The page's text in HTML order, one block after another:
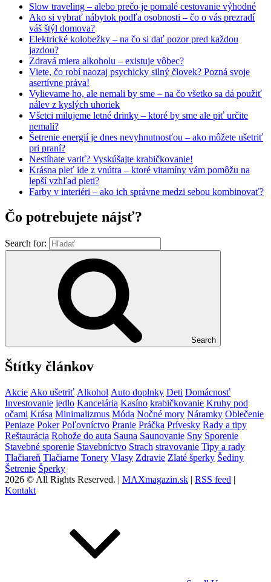
Slow traveling – alebo prečo je pomalé cestovanie výhodné
Ako si vybrať nábytok podľa osobnosti – čo o vás prezradí
váš štýl domova?
Elektrické kolobežky – na čo si dať pozor pred každou
jazdou?
Zdravá miera alkoholu – existuje vôbec?
Viete, čo robí naozaj psychicky silný človek? Pozná svoje
asertívne práva!
Vylievame ho, ale nemali by sme – na čo všetko sa dá použiť
nálev z kyslých uhoriek
Všetci milujeme letné drinky – ktoré by sme ale piť určite
nemali?
Šetrenie energií je dnes nevyhnutnosťou – ako môžete ušetriť
pri praní?
Nestíhate variť? Vyskúšajte krabičkovanie!
Krásna pleť ide z vnútra – ktoré vitamíny vám pomôžu na
lepší vzhľad pleti?
Farby v interiéri – ako ich správne medzi sebou kombinovať?
Čo potrebujete nájsť?
Search for:
Search
Štítky článkov
Akcie Ako ušetriť Alkohol Auto doplnky Deti Domácnosť
Investovanie jedlo Kancelária Kasíno krabičkovanie Kruhy pod
očami Krása Minimalizmus Móda Nočné mory Náramky Oblečenie
Peniaze Poker Poľovníctvo Pranie Práčka Prívesky Rady a tipy
Reštaurácia Rohože do auta Sauna Saunovanie Sny Sporenie
Stavebné sporenie Stavebníctvo Strach stravovanie Tipy a rady
Tlačiareň Tlačiarne Tonery Vlasy Zdravie Zlaté šperky Šediny
Šetrenie Šperky
2026 © All Rights Reserved. | MAXmagazin.sk | RSS feed |
Kontakt